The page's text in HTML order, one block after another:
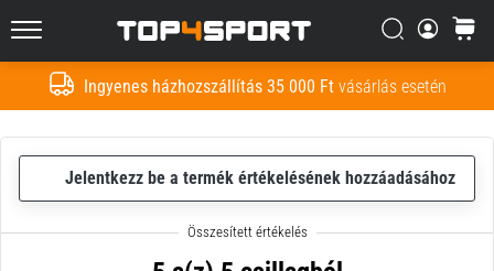
Ingyenes házhozszállítás 35 000 Ftvásárlás esetén
Top4Sport.hu Keresés
kosár
Keresés
lehetetlen,
csináld?
2021.03.29.
Jelentkezz be a termék értékelésének hozzáadásához